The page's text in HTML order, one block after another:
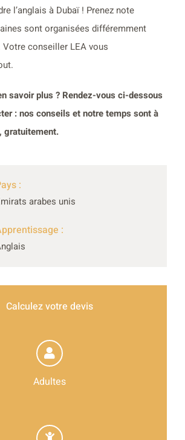
l’anglais à Dubaï ! Prenez note
sont organisées différemment
Votre conseiller LEA vous
savoir plus ? Rendez-vous ci-dessous
: nos conseils et notre temps sont à
gratuitement.
:
arabes unis
:
Calculez votre devis
Adultes